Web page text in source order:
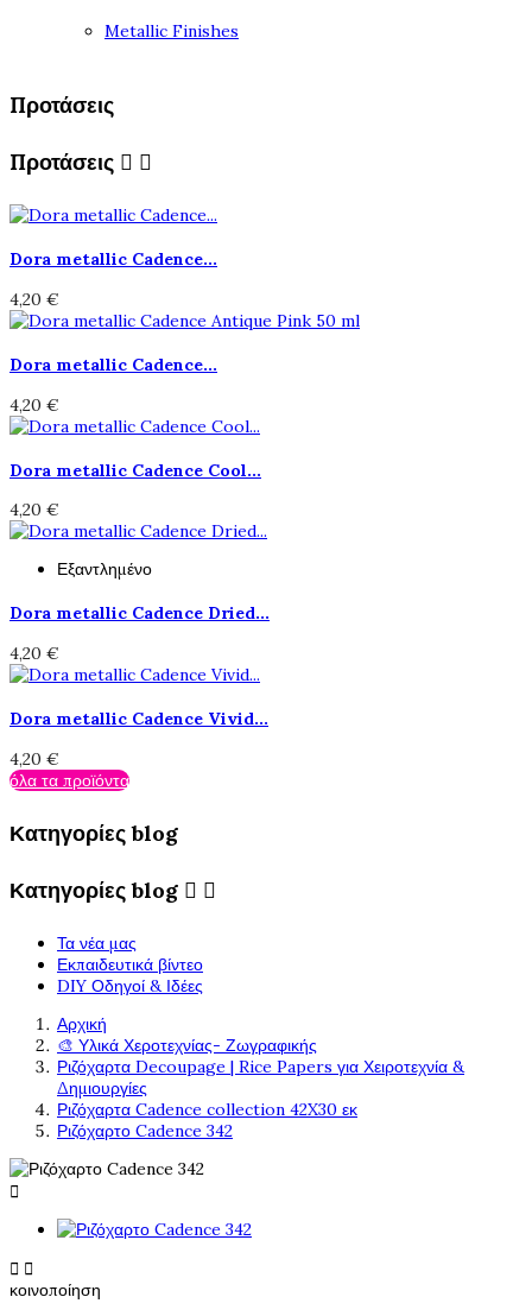
Metallic Finishes
Προτάσεις
Προτάσεις  
Dora metallic Cadence...
4,20 €
Dora metallic Cadence...
4,20 €
Dora metallic Cadence Cool...
4,20 €
Εξαντλημένο
Dora metallic Cadence Dried...
4,20 €
Dora metallic Cadence Vivid...
4,20 €
όλα τα προϊόντα
Κατηγορίες blog
Κατηγορίες blog  
Τα νέα μας
Εκπαιδευτικά βίντεο
DIY Οδηγοί & Ιδέες
Αρχική
🎨 Υλικά Χεροτεχνίας- Ζωγραφικής
Ριζόχαρτα Decoupage | Rice Papers για Χειροτεχνία &
Δημιουργίες
Ριζόχαρτα Cadence collection 42X30 εκ
Ριζόχαρτο Cadence 342

 
κοινοποίηση